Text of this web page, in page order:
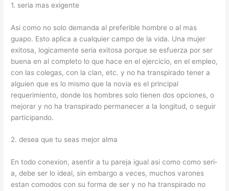
1. seri­a mas exigente
Asi­ como no solo demanda al preferible hombre o al mas
guapo. Esto aplica a cualquier campo de la vida. Una mujer
exitosa, logicamente seri­a exitosa porque se esfuerza por ser
buena en al completo lo que hace en el ejercicio, en el empleo,
con las colegas, con la clan, etc. y no ha transpirado tener a
alguien que es lo mismo que la novia es el principal
requerimiento, donde los hombres solo tienen dos opciones, o
mejorar y no ha transpirado permanecer a la longitud, o seguir
participando.
2. desea que tu seas mejor alma
En todo conexion, asentir a tu pareja igual asi­ como como seri­
a, debe ser lo ideal, sin embargo a veces, muchos varones
estan comodos con su forma de ser y no ha transpirado no